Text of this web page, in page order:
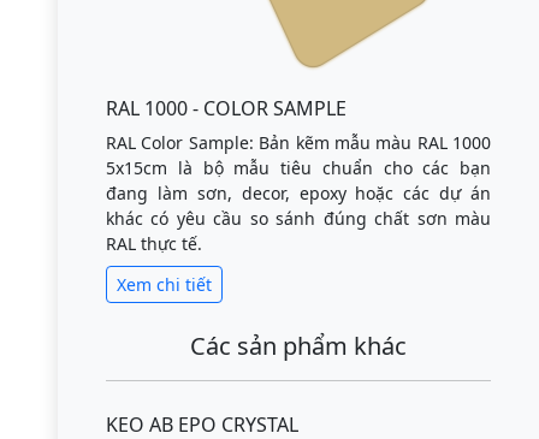
RAL 1000 - COLOR SAMPLE
RAL Color Sample: Bản kẽm mẫu màu RAL 1000
5x15cm là bộ mẫu tiêu chuẩn cho các bạn
đang làm sơn, decor, epoxy hoặc các dự án
khác có yêu cầu so sánh đúng chất sơn màu
RAL thực tế.
Xem chi tiết
Các sản phẩm khác
KEO AB EPO CRYSTAL